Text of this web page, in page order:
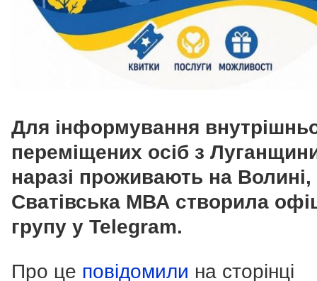
Для інформування
переміщених осіб з
наразі проживають на Волині,
Сватівська МВА створила
групу у Telegram.
Про це повідомили на сторінці